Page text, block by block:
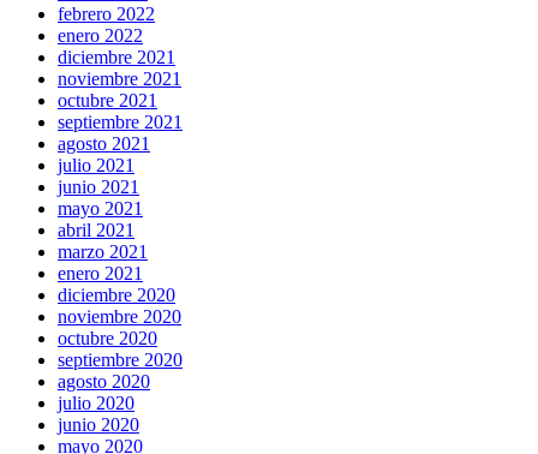
febrero 2022
enero 2022
diciembre 2021
noviembre 2021
octubre 2021
septiembre 2021
agosto 2021
julio 2021
junio 2021
mayo 2021
abril 2021
marzo 2021
enero 2021
diciembre 2020
noviembre 2020
octubre 2020
septiembre 2020
agosto 2020
julio 2020
junio 2020
mayo 2020